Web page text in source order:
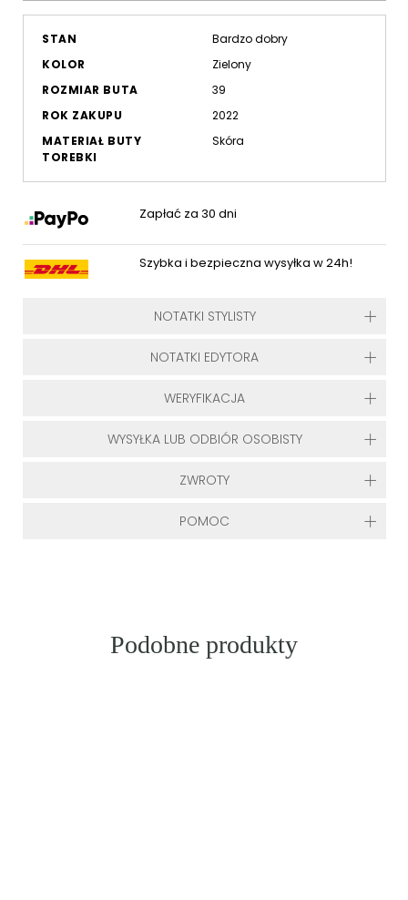
STAN
Bardzo dobry
KOLOR
Zielony
ROZMIAR BUTA
39
ROK ZAKUPU
2022
MATERIAŁ BUTY
TOREBKI
Skóra
Zapłać za 30 dni
Szybka i bezpieczna wysyłka w 24h!
NOTATKI STYLISTY
NOTATKI EDYTORA
WERYFIKACJA
WYSYŁKA LUB ODBIÓR OSOBISTY
ZWROTY
POMOC
Podobne produkty